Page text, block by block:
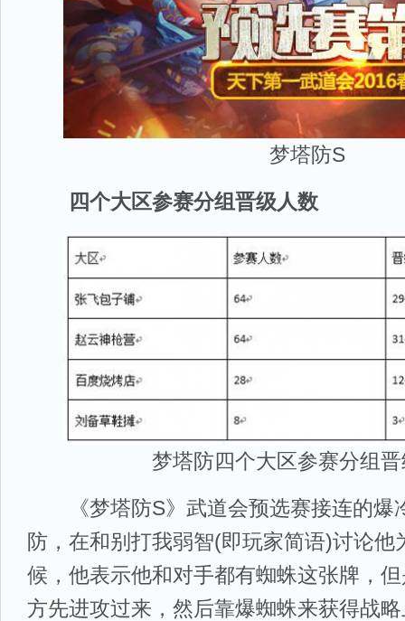
梦塔防S
四个大区参赛分组晋级人数
梦塔防四个大区参赛分组
《梦塔防S》武道会预选赛接连的爆
防，在和别打我弱智(即玩家简语)讨论他
候，他表示他和对手都有蜘蛛这张牌，
方先进攻过来，然后靠爆蜘蛛来获得战